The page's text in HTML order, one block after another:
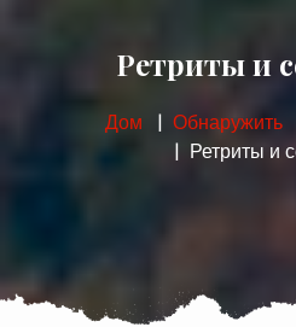
Ретриты и
Дом Обнаружить
Ретриты и